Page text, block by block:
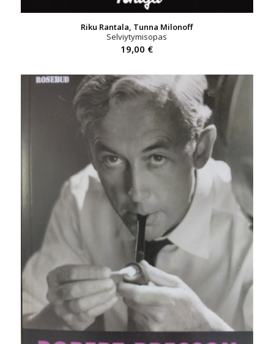
Riku Rantala, Tunna Milonoff
Selviytymisopas
19,00 €